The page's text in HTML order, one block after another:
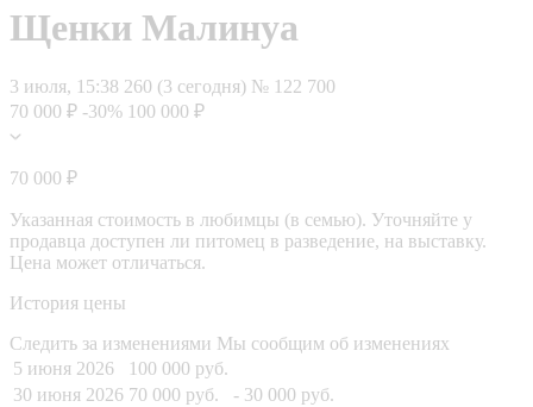
Щенки Малинуа
3 июля, 15:38 260 (3 сегодня) № 122 700
70 000 ₽ -30% 100 000 ₽
70 000 ₽
Указанная стоимость в любимцы (в семью). Уточняйте у
продавца доступен ли питомец в разведение, на выставку.
Цена может отличаться.
История цены
Следить за изменениями Мы сообщим об изменениях
5 июня 2026
100 000 руб.
30 июня 2026 70 000 руб.
- 30 000 руб.